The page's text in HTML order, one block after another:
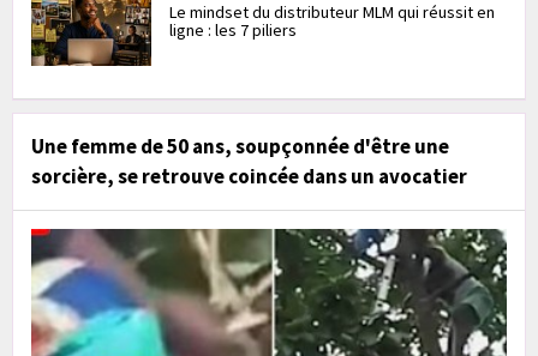
Le mindset du distributeur MLM qui réussit en
ligne : les 7 piliers
Une femme de 50 ans, soupçonnée d'être une
sorcière, se retrouve coincée dans un avocatier